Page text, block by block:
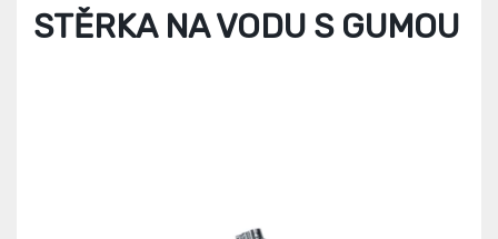
STĚRKA NA VODU S GUMOU